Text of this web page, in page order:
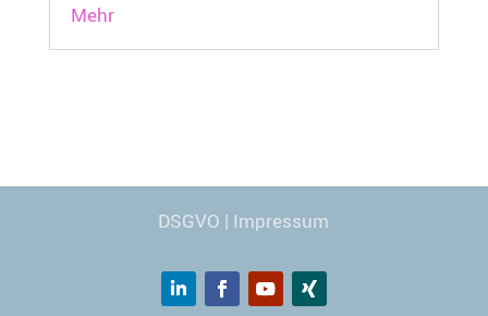
Mehr
DSGVO | Impressum